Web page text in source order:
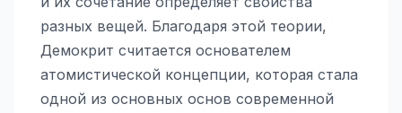
разных вещей. Благодаря этой теории,
Демокрит считается основателем
атомистической концепции, которая стала
одной из основных основ современной